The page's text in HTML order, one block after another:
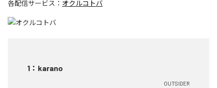
各配信サービス： オクルコトバ
1 ： karano
OUTSIDER